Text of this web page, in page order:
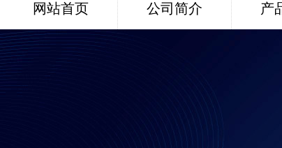
网站首页 公司简介 产